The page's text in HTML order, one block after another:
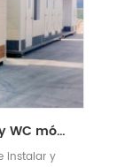
baño móvil portátil y WC móvil portátil para el sitio de construcción con precio bajo
instalar y